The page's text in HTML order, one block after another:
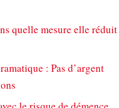
quelle mesure elle réduit
: Pas d’argent